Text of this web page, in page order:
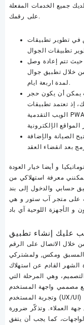
جميع الخدمات المفعلة
على رقمك.
تطوير تطبيقات
حيث تتم إعادة وصل
من خلال تطبيق جوال
لمدة اربعة ايام.
يمكن أن يكون حجر
إذ تعتمد تطبيقات
الويب التقدمية PWA -أحد أنواع تطبيقات الجوال- على تقنيات الويب
الصيانة والإضافة
و أيضا خيار العودة
معرفة استهلاكي من
حسابي والدخول إلى بند
على متجر آب ستور و هي
خلال الاتصال على الرقم
المسبق ومكس, ولمشتركي
الشهر القادم عن استهلاك
وهي المرحلة التي
مصممي واجهة المستخدم
وتجربة المستخدم (UX/UI) لتحقيق تصميم خارجي لتطبيقك يوافق علامتك
العملاء. وتذكّر ضرورة
كما يجب أن يتفق